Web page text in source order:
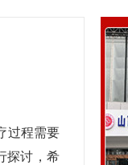
过程需要
探讨，希